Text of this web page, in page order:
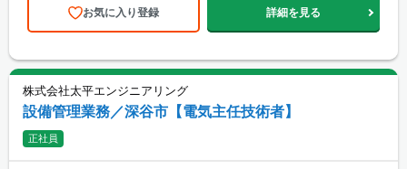
お気に入り登録 詳細を見る
株式会社太平エンジニアリング
設備管理業務／深谷市【電気主任技術者】
正社員